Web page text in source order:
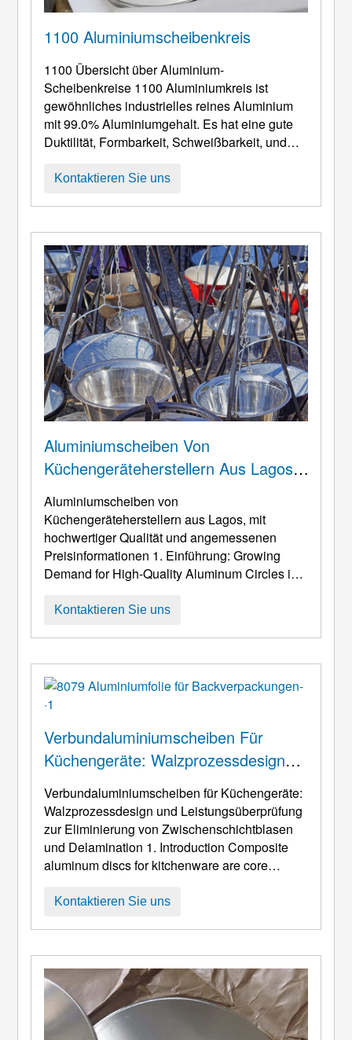
1100 Aluminiumscheibenkreis
1100 Übersicht über Aluminium-
Scheibenkreise 1100 Aluminiumkreis ist
gewöhnliches industrielles reines Aluminium
mit 99.0% Aluminiumgehalt. Es hat eine gute
Duktilität, Formbarkeit, Schweißbarkeit, und
Oxidation, seine Korrosionsbeständigkeit kann
Round Aluminum Circle Production
Instructions Our1100 Aluminiumkreis: Große
Auswahl an c ...
Kontaktieren Sie uns
Aluminiumscheiben Von
Küchengeräteherstellern Aus Lagos,
Angemessenen Preisinformationen
Aluminiumscheiben von
Küchengeräteherstellern aus Lagos, mit
hochwertiger Qualität und angemessenen
Preisinformationen 1. Einführung:Growing
Demand for High-Quality Aluminum Circles in
Circles for Lagos Cookware Manufacturers are
fortlaufenden Modernisierung des
nigerianischen Fertigungssektors, die a ...
Kontaktieren Sie uns
Verbundaluminiumscheiben Für
Küchengeräte: Walzprozessdesign
Eliminierung Von
Zwischenschichtblasen Und
Delamination
Verbundaluminiumscheiben für Küchengeräte:
Walzprozessdesign und Leistungsüberprüfung
zur Eliminierung von Zwischenschichtblasen
und Delamination 1. Introduction Composite
aluminum discs for kitchenware are core
Bratpfannen mit Antihaftbeschichtung,
verhandelbare Kernleistungen sind
erforderlich, um den täglichen Kochbedarf zu
decken ...
Kontaktieren Sie uns